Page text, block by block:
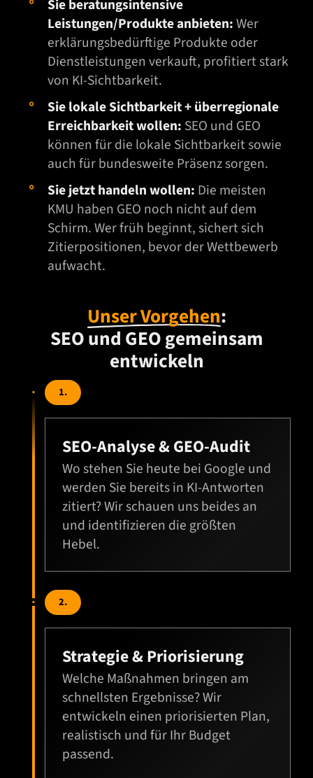
Sie beratungsintensive
Leistungen/Produkte anbieten:Wer
erklärungsbedürftige Produkte oder
Dienstleistungen verkauft, profitiert stark
von KI-Sichtbarkeit.
Sie lokale Sichtbarkeit + überregionale
Erreichbarkeit wollen: SEO und GEO
können für die lokale Sichtbarkeit sowie
auch für bundesweite Präsenz sorgen.
Sie jetzt handeln wollen: Die meisten
KMU haben GEO noch nicht auf dem
Schirm. Wer früh beginnt, sichert sich
Zitierpositionen, bevor der Wettbewerb
aufwacht.
Unser Vorgehen:
SEO und GEO gemeinsam
entwickeln
1.
SEO-Analyse & GEO-Audit
Wo stehen Sie heute bei Google und
werden Sie bereits in KI-Antworten
zitiert? Wir schauen uns beides an
und identifizieren die größten
Hebel.
2.
Strategie & Priorisierung
Welche Maßnahmen bringen am
schnellsten Ergebnisse? Wir
entwickeln einen priorisierten Plan,
realistisch und für Ihr Budget
passend.